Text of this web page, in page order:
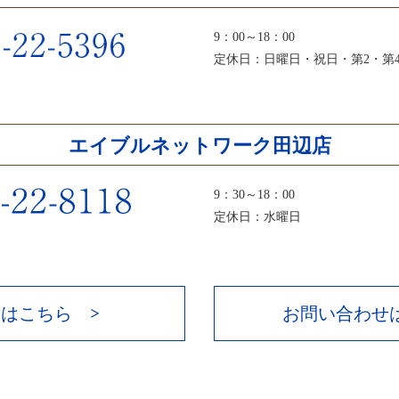
9：00～18：00
定休日：日曜日・祝日・第2・第
エイブルネットワーク田辺店
9：30～18：00
定休日：水曜日
こちら > お問い合わ